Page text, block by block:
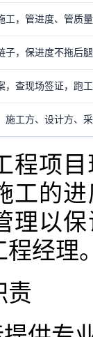
工，管进度、管质
子，保进度不拖后
，查现场签证，跑
施工方、设计方、
程项
工的
理以
程经理
责